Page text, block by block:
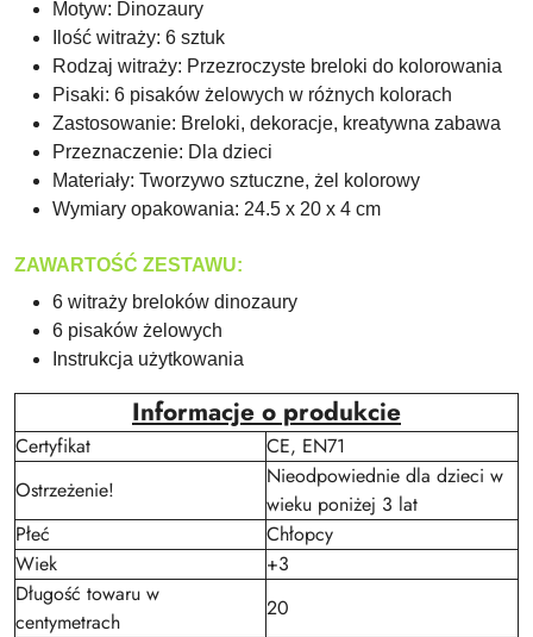
Motyw: Dinozaury
Ilość witraży: 6 sztuk
Rodzaj witraży: Przezroczyste breloki do kolorowania
Pisaki: 6 pisaków żelowych w różnych kolorach
Zastosowanie: Breloki, dekoracje, kreatywna zabawa
Przeznaczenie: Dla dzieci
Materiały: Tworzywo sztuczne, żel kolorowy
Wymiary opakowania: 24.5 x 20 x 4 cm
ZAWARTOŚĆ ZESTAWU:
6 witraży breloków dinozaury
6 pisaków żelowych
Instrukcja użytkowania
Informacje o produkcie
Certyfikat
CE, EN71
Ostrzeżenie!
Nieodpowiednie dla dzieci w
wieku poniżej 3 lat
Płeć
Chłopcy
Wiek
+3
Długość towaru w
centymetrach
20